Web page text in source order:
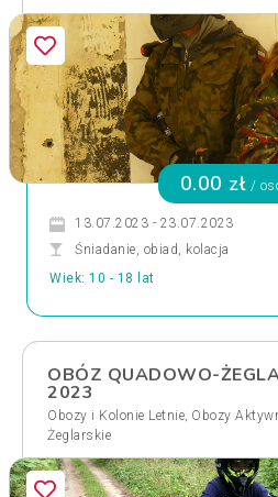
0.00 zł /
13.07.2023 - 23.07.2023
Śniadanie, obiad, kolacja
Wiek: 10 - 18 lat
OBÓZ QUADOWO-
2023
Obozy i Kolonie Letnie, Obozy
Żeglarskie